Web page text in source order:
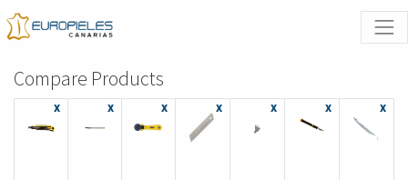
Compare Products
x x x x x x x